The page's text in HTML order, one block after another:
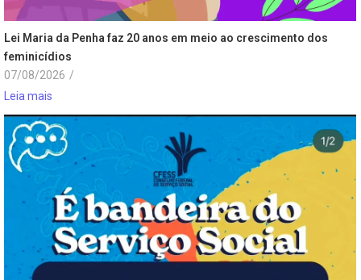
Lei Maria da Penha faz 20 anos em meio ao crescimento dos
feminicídios
07/08/2026 /
Leia mais